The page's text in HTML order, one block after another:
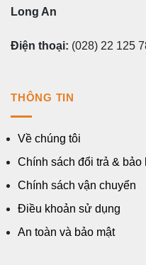
Long An
Điện thoại: (028) 22 125
THÔNG TIN
Về chúng tôi
Chính sách đổi trả & bảo
Chính sách vận chuyển
Điều khoản sử dụng
An toàn và bảo mật